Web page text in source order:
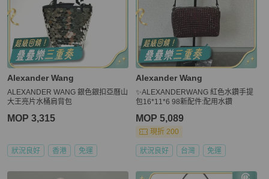
Alexander Wang
ALEXANDER WANG 銀色銀扣亞曆山
大王亮片水桶肩背包
MOP 3,315
狀況良好 香港 免運
Alexander Wang
✨ALEXANDERWANG 紅色水鑽手提
包16*11*6 98新配件:配用水鑽
MOP 5,089
現折 200
狀況良好 台灣 免運